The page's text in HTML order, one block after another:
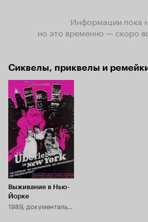
Информации пока
но это временно — скоро
Сиквелы, приквелы и
Выживание в Нью-
Йорке
1989, документальный